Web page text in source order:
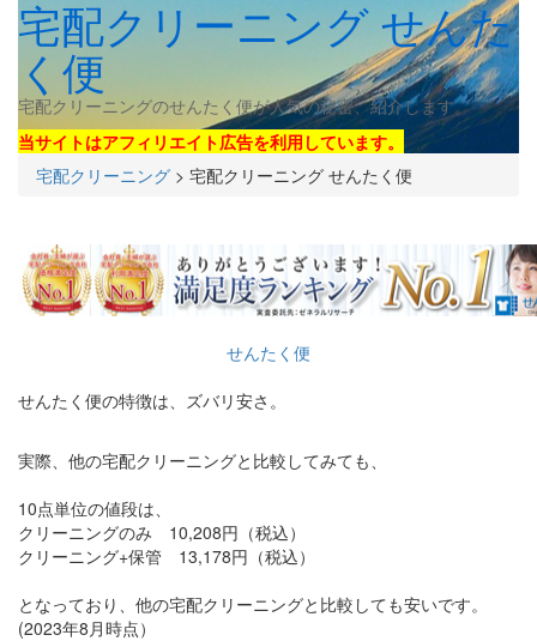
宅配クリーニング せんた
く便
宅配クリーニングのせんたく便が人気の秘密、紹介します。
当サイトはアフィリエイト広告を利用しています。
宅配クリーニング > 宅配クリーニング せんたく便
せんたく便
せんたく便の特徴は、ズバリ安さ。
実際、他の宅配クリーニングと比較してみても、
10点単位の値段は、
クリーニングのみ 10,208円（税込）
クリーニング+保管 13,178円（税込）
となっており、他の宅配クリーニングと比較しても安いです。
(2023年8月時点）